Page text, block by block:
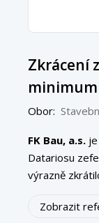
Zkrácení
minimum
Obor:
FK Bau, a.s.
Datariosu
výrazně
Zobrazit